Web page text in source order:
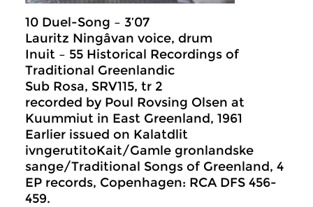
10 Duel-Song – 3’07
Lauritz Ningâvan voice, drum
Inuit – 55 Historical Recordings of
Traditional Greenlandic
Sub Rosa, SRV115, tr 2
recorded by Poul Rovsing Olsen at
Kuummiut in East Greenland, 1961
Earlier issued on Kalatdlit
ivngerutitoKait/Gamle gronlandske
sange/Traditional Songs of Greenland, 4
EP records, Copenhagen: RCA DFS 456-
459.